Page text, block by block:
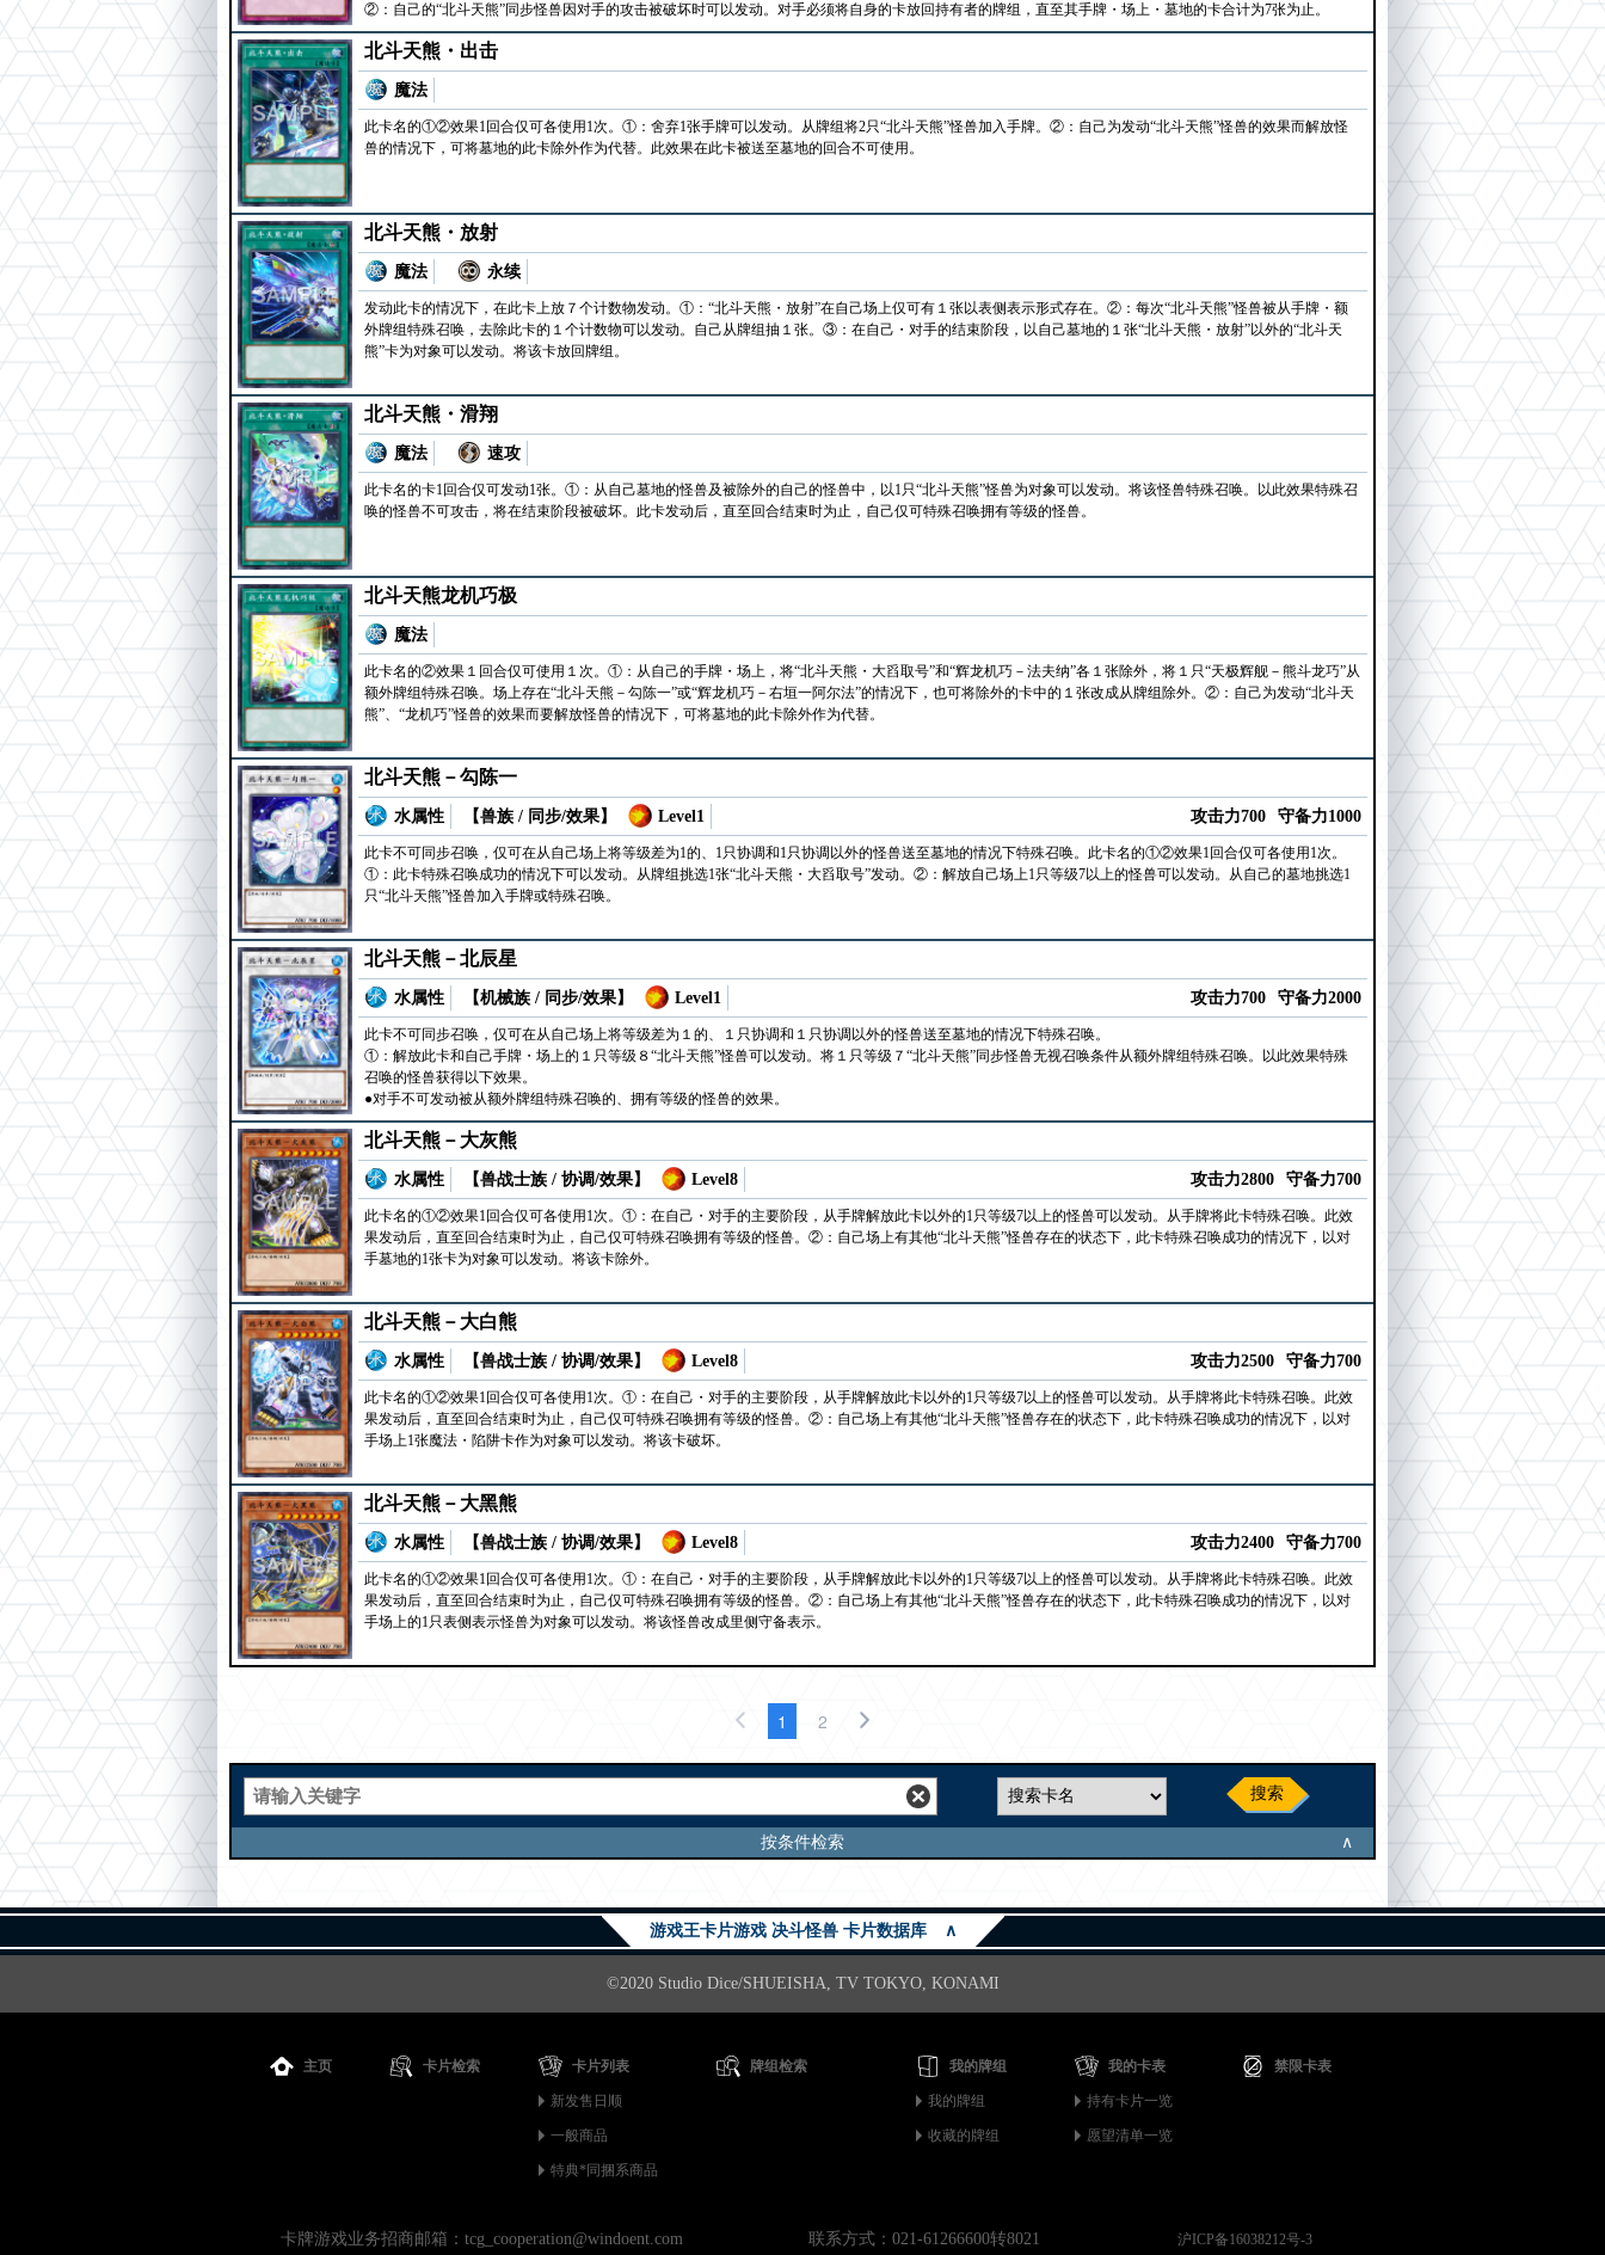
②：自己的“北斗天熊”同步怪兽因对手的攻击被破坏时可以发动。对手必须将自身的卡放回持有者的牌组，直至其手牌・场上・墓地的卡合计为7张为止。
北斗天熊・出击
魔法
此卡名的①②效果1回合仅可各使用1次。①：舍弃1张手牌可以发动。从牌组将2只“北斗天熊”怪兽加入手牌。②：自己为发动“北斗天熊”怪兽的效果而解放怪
兽的情况下，可将墓地的此卡除外作为代替。此效果在此卡被送至墓地的回合不可使用。
北斗天熊・放射
魔法 永续
发动此卡的情况下，在此卡上放７个计数物发动。①：“北斗天熊・放射”在自己场上仅可有１张以表侧表示形式存在。②：每次“北斗天熊”怪兽被从手牌・额
外牌组特殊召唤，去除此卡的１个计数物可以发动。自己从牌组抽１张。③：在自己・对手的结束阶段，以自己墓地的１张“北斗天熊・放射”以外的“北斗天
熊”卡为对象可以发动。将该卡放回牌组。
北斗天熊・滑翔
魔法 速攻
此卡名的卡1回合仅可发动1张。①：从自己墓地的怪兽及被除外的自己的怪兽中，以1只“北斗天熊”怪兽为对象可以发动。将该怪兽特殊召唤。以此效果特殊召
唤的怪兽不可攻击，将在结束阶段被破坏。此卡发动后，直至回合结束时为止，自己仅可特殊召唤拥有等级的怪兽。
北斗天熊龙机巧极
魔法
此卡名的②效果１回合仅可使用１次。①：从自己的手牌・场上，将“北斗天熊・大舀取号”和“辉龙机巧－法夫纳”各１张除外，将１只“天极辉舰－熊斗龙巧”从
额外牌组特殊召唤。场上存在“北斗天熊－勾陈一”或“辉龙机巧－右垣一阿尔法”的情况下，也可将除外的卡中的１张改成从牌组除外。②：自己为发动“北斗天
熊”、“龙机巧”怪兽的效果而要解放怪兽的情况下，可将墓地的此卡除外作为代替。
北斗天熊－勾陈一
水属性 【兽族 / 同步/效果】 Level1 攻击力700 守备力1000
此卡不可同步召唤，仅可在从自己场上将等级差为1的、1只协调和1只协调以外的怪兽送至墓地的情况下特殊召唤。此卡名的①②效果1回合仅可各使用1次。
①：此卡特殊召唤成功的情况下可以发动。从牌组挑选1张“北斗天熊・大舀取号”发动。②：解放自己场上1只等级7以上的怪兽可以发动。从自己的墓地挑选1
只“北斗天熊”怪兽加入手牌或特殊召唤。
北斗天熊－北辰星
水属性 【机械族 / 同步/效果】 Level1 攻击力700 守备力2000
此卡不可同步召唤，仅可在从自己场上将等级差为１的、１只协调和１只协调以外的怪兽送至墓地的情况下特殊召唤。
①：解放此卡和自己手牌・场上的１只等级８“北斗天熊”怪兽可以发动。将１只等级７“北斗天熊”同步怪兽无视召唤条件从额外牌组特殊召唤。以此效果特殊
召唤的怪兽获得以下效果。
●对手不可发动被从额外牌组特殊召唤的、拥有等级的怪兽的效果。
北斗天熊－大灰熊
水属性 【兽战士族 / 协调/效果】 Level8 攻击力2800 守备力700
此卡名的①②效果1回合仅可各使用1次。①：在自己・对手的主要阶段，从手牌解放此卡以外的1只等级7以上的怪兽可以发动。从手牌将此卡特殊召唤。此效
果发动后，直至回合结束时为止，自己仅可特殊召唤拥有等级的怪兽。②：自己场上有其他“北斗天熊”怪兽存在的状态下，此卡特殊召唤成功的情况下，以对
手墓地的1张卡为对象可以发动。将该卡除外。
北斗天熊－大白熊
水属性 【兽战士族 / 协调/效果】 Level8 攻击力2500 守备力700
此卡名的①②效果1回合仅可各使用1次。①：在自己・对手的主要阶段，从手牌解放此卡以外的1只等级7以上的怪兽可以发动。从手牌将此卡特殊召唤。此效
果发动后，直至回合结束时为止，自己仅可特殊召唤拥有等级的怪兽。②：自己场上有其他“北斗天熊”怪兽存在的状态下，此卡特殊召唤成功的情况下，以对
手场上1张魔法・陷阱卡作为对象可以发动。将该卡破坏。
北斗天熊－大黑熊
水属性 【兽战士族 / 协调/效果】 Level8 攻击力2400 守备力700
此卡名的①②效果1回合仅可各使用1次。①：在自己・对手的主要阶段，从手牌解放此卡以外的1只等级7以上的怪兽可以发动。从手牌将此卡特殊召唤。此效
果发动后，直至回合结束时为止，自己仅可特殊召唤拥有等级的怪兽。②：自己场上有其他“北斗天熊”怪兽存在的状态下，此卡特殊召唤成功的情况下，以对
手场上的1只表侧表示怪兽为对象可以发动。将该怪兽改成里侧守备表示。
1 2
搜索
按条件检索 ∧
游戏王卡片游戏 决斗怪兽 卡片数据库 ∧
©2020 Studio Dice/SHUEISHA, TV TOKYO, KONAMI
主页 卡片检索 卡片列表
新发售日顺
一般商品
特典*同捆系商品
牌组检索 我的牌组
我的牌组
收藏的牌组
我的卡表
持有卡片一览
愿望清单一览
禁限卡表
卡牌游戏业务招商邮箱：tcg_cooperation@windoent.com 联系方式：021-61266600转8021 沪ICP备16038212号-3